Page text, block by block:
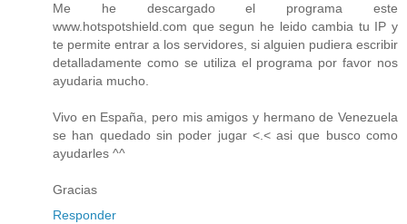
Me he descargado el programa este
www.hotspotshield.com que segun he leido cambia tu IP y
te permite entrar a los servidores, si alguien pudiera escribir
detalladamente como se utiliza el programa por favor nos
ayudaria mucho.
Vivo en España, pero mis amigos y hermano de Venezuela
se han quedado sin poder jugar <.< asi que busco como
ayudarles ^^
Gracias
Responder